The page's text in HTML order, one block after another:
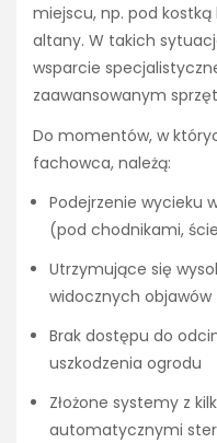
miejscu, np. pod
altany. W takich
wsparcie
zaawansowanym
Do momentów, w
fachowca, należą:
Podejrzenie wycieku
(pod chodnikami,
Utrzymujące się
widocznych objawów
Brak dostępu do
uszkodzenia ogrodu
Złożone systemy z
automatycznymi